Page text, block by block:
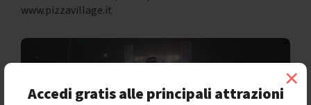
Accedi gratis alle principali attrazioni
×
www.pizzavillage.it